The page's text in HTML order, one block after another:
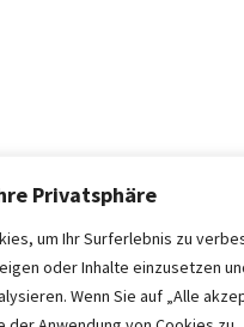
Privatsphäre
um Ihr Surferlebnis zu
oder Inhalte einzusetzen
Wenn Sie auf „Alle